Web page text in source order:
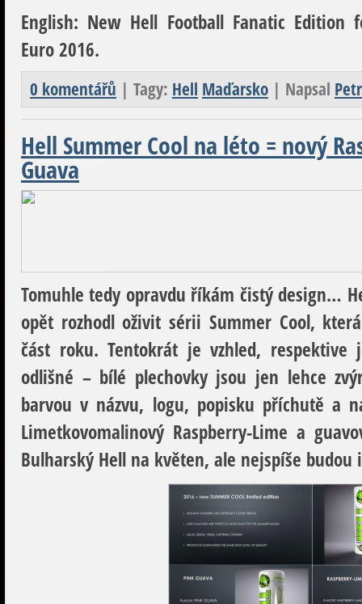
English: New Hell Football Fanatic
Euro 2016.
0 komentářů | Tagy: Hell Maďarsko | Napsal Petr
Hell Summer Cool na léto = nový
Guava
Tomuhle tedy opravdu říkám čistý design…
opět rozhodl oživit sérii Summer Cool,
část roku. Tentokrát je vzhled, respektive
odlišné – bílé plechovky jsou jen lehce
barvou v názvu, logu, popisku příchutě a
Limetkovomalinový Raspberry-Lime a
Bulharský Hell na květen, ale nejspíše